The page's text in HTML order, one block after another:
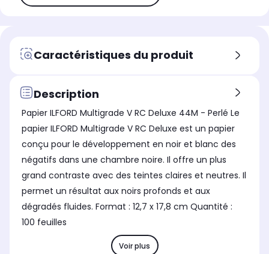
Caractéristiques du produit
Description
Papier ILFORD Multigrade V RC Deluxe 44M - Perlé Le
papier ILFORD Multigrade V RC Deluxe est un papier
conçu pour le développement en noir et blanc des
négatifs dans une chambre noire. Il offre un plus
grand contraste avec des teintes claires et neutres. Il
permet un résultat aux noirs profonds et aux
dégradés fluides. Format : 12,7 x 17,8 cm Quantité :
100 feuilles
Voir plus